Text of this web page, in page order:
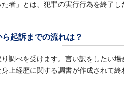
者」とは、犯罪の実行行為を終了
起訴までの流れは？
調べを受けます。言い訳をしたい
上経歴に関する調書が作成されて